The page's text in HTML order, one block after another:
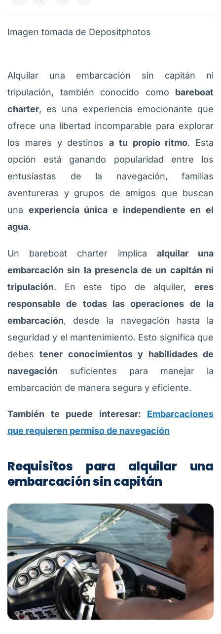
Imagen tomada de Depositphotos
Alquilar una embarcación sin capitán ni
tripulación, también conocido como bareboat
charter, es una experiencia emocionante que
ofrece una libertad incomparable para explorar
los mares y destinos a tu propio ritmo. Esta
opción está ganando popularidad entre los
entusiastas de la navegación, familias
aventureras y grupos de amigos que buscan
una experiencia única e independiente en el
agua.
Un bareboat charter implica alquilar una
embarcación sin la presencia de un capitán ni
tripulación. En este tipo de alquiler, eres
responsable de todas las operaciones de la
embarcación, desde la navegación hasta la
seguridad y el mantenimiento. Esto significa que
debestener conocimientos y habilidades de
navegación suficientes para manejar la
embarcación de manera segura y eficiente.
También te puede interesar: Embarcaciones
que requieren permiso de navegación
Requisitos para alquilar una
embarcación sin capitán